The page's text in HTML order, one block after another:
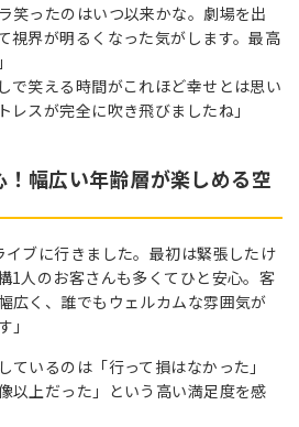
笑ったのはいつ以来かな。劇場を出
視界が明るくなった気がします。最高
で笑える時間がこれほど幸せとは思い
レスが完全に吹き飛びましたね」
幅広い年齢層が楽しめる空
イブに行きました。最初は緊張したけ
1人のお客さんも多くてひと安心。客
広く、誰でもウェルカムな雰囲気が
ているのは「行って損はなかった」
以上だった」という高い満足度を感